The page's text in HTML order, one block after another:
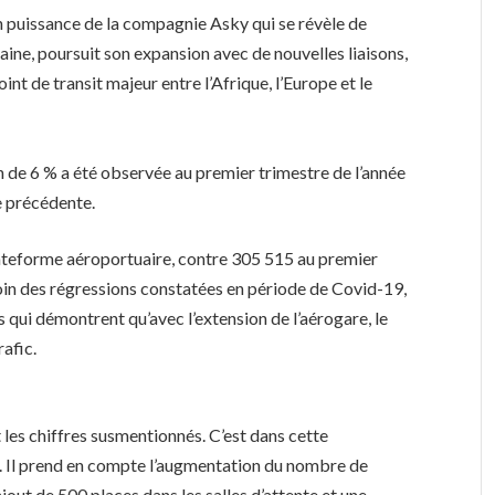
puissance de la compagnie Asky qui se révèle de
poursuit son expansion avec de nouvelles liaisons,
de transit majeur entre l’Afrique, l’Europe et le
6 % a été observée au premier trimestre de l’année
précédente.
aéroportuaire, contre 305 515 au premier
des régressions constatées en période de Covid-19,
démontrent qu’avec l’extension de l’aérogare, le
chiffres susmentionnés. C’est dans cette
prend en compte l’augmentation du nombre de